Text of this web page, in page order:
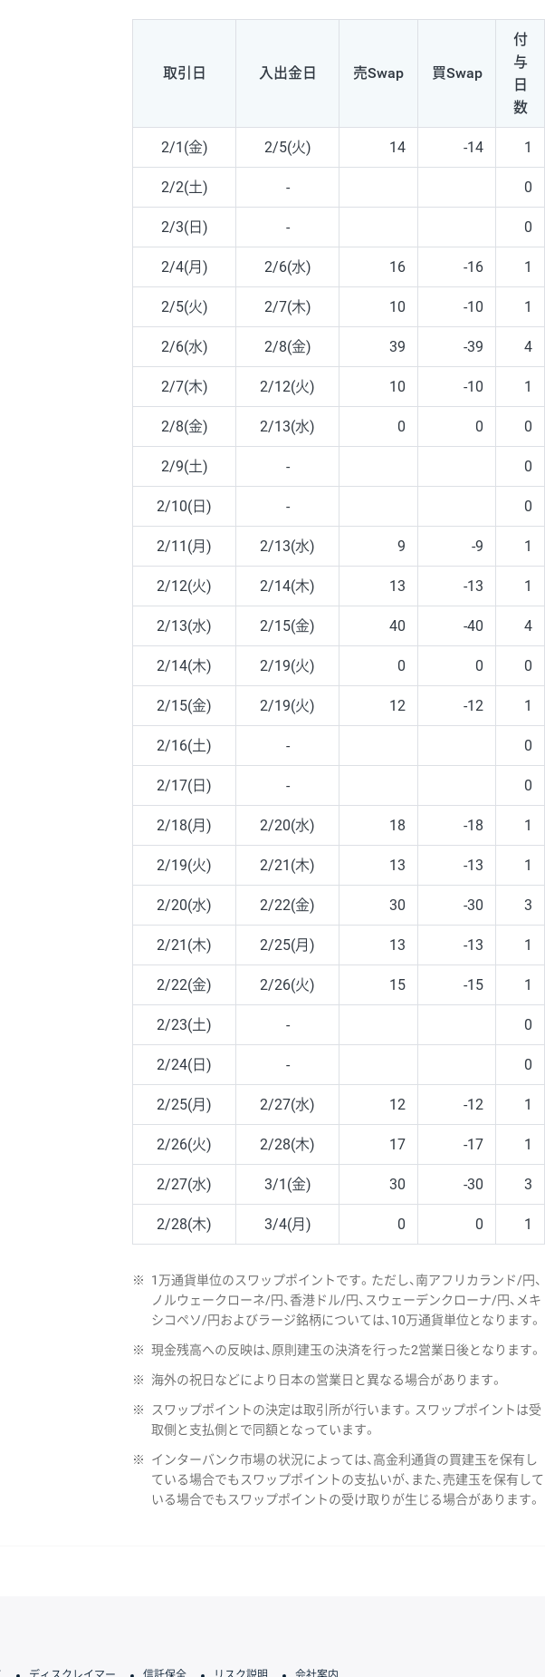
取引日 入出金日 売Swap 買Swap
付
与
日
数
2/1(金) 2/5(火) 14 -14 1
2/2(土) - 0
2/3(日) - 0
2/4(月) 2/6(水) 16 -16 1
2/5(火) 2/7(木) 10 -10 1
2/6(水) 2/8(金) 39 -39 4
2/7(木) 2/12(火) 10 -10 1
2/8(金) 2/13(水) 0 0 0
2/9(土) - 0
2/10(日) - 0
2/11(月) 2/13(水) 9 -9 1
2/12(火) 2/14(木) 13 -13 1
2/13(水) 2/15(金) 40 -40 4
2/14(木) 2/19(火) 0 0 0
2/15(金) 2/19(火) 12 -12 1
2/16(土) - 0
2/17(日) - 0
2/18(月) 2/20(水) 18 -18 1
2/19(火) 2/21(木) 13 -13 1
2/20(水) 2/22(金) 30 -30 3
2/21(木) 2/25(月) 13 -13 1
2/22(金) 2/26(火) 15 -15 1
2/23(土) - 0
2/24(日) - 0
2/25(月) 2/27(水) 12 -12 1
2/26(火) 2/28(木) 17 -17 1
2/27(水) 3/1(金) 30 -30 3
2/28(木) 3/4(月) 0 0 1
※
1万通貨単位のスワップポイントです。ただし、南アフリカランド/円、
ノルウェークローネ/円、香港ドル/円、スウェーデンクローナ/円、メキ
シコペソ/円およびラージ銘柄については、10万通貨単位となります。
※ 現金残高への反映は、原則建玉の決済を行った2営業日後となります。
※ 海外の祝日などにより日本の営業日と異なる場合があります。
※
スワップポイントの決定は取引所が行います。スワップポイントは受
取側と支払側とで同額となっています。
※
インターバンク市場の状況によっては、高金利通貨の買建玉を保有し
ている場合でもスワップポイントの支払いが、また、売建玉を保有して
いる場合でもスワップポイントの受け取りが生じる場合があります。